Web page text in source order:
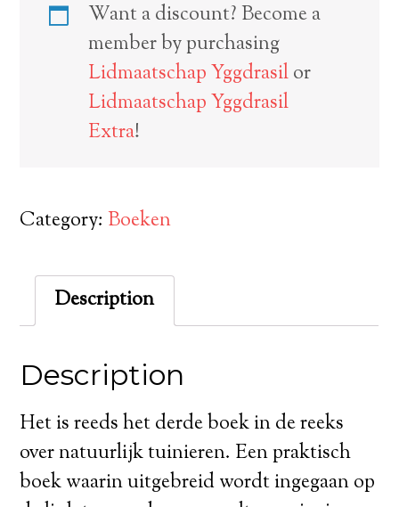
Want a discount? Become a
member by purchasing
Lidmaatschap Yggdrasilor
Lidmaatschap Yggdrasil
Extra!
Category:Boeken
Description
Description
Het is reeds het derde boek in de reeks
over natuurlijk tuinieren. Een praktisch
boek waarin uitgebreid wordt ingegaan op